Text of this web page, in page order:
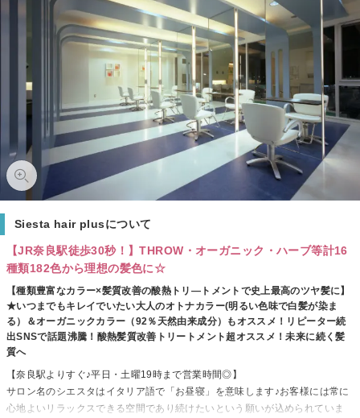
Siesta hair plusについて
【JR奈良駅徒歩30秒！】THROW・オーガニック・ハーブ等計16
種類182色から理想の髪色に☆
【種類豊富なカラー×髪質改善の酸熱トリ―トメントで史上最高のツヤ髪に】
★いつまでもキレイでいたい大人のオトナカラー(明るい色味で白髪が染ま
る）＆オーガニックカラー（92％天然由来成分）もオススメ！リピーター続
出SNSで話題沸騰！酸熱髪質改善トリートメント超オススメ！未来に続く髪
質へ
【奈良駅よりすぐ♪平日・土曜19時まで営業時間◎】
サロン名のシエスタはイタリア語で「お昼寝」を意味します♪お客様には常に
心地よいリラックスできる空間であり続けたいという願いが込められていま